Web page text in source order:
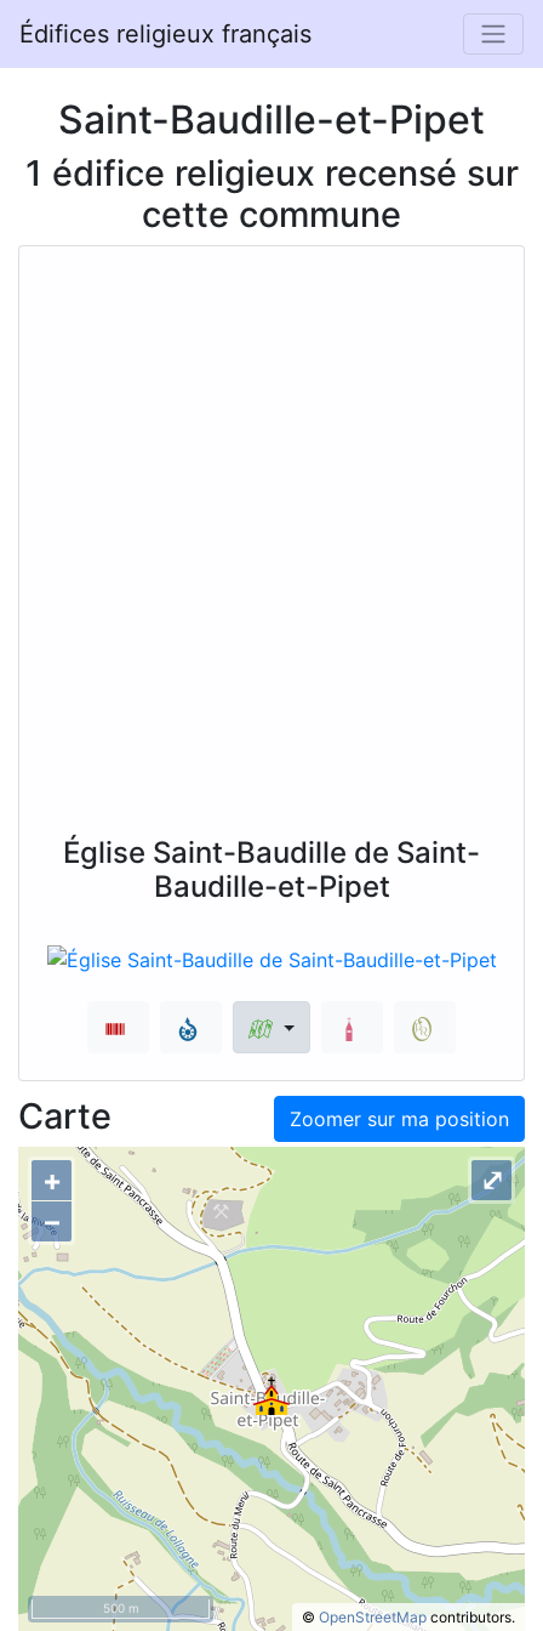
Édifices religieux français
Saint-Baudille-et-Pipet
1 édifice religieux recensé sur
cette commune
Église Saint-Baudille de Saint-
Baudille-et-Pipet
Zoomer sur ma position
Carte
+
–
© OpenStreetMap contributors.
⤢
500 m